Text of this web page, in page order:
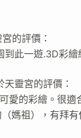
的評價：
此一遊.3D彩繪
靈宮的評價：
愛的彩繪。很適
媽祖），有拜